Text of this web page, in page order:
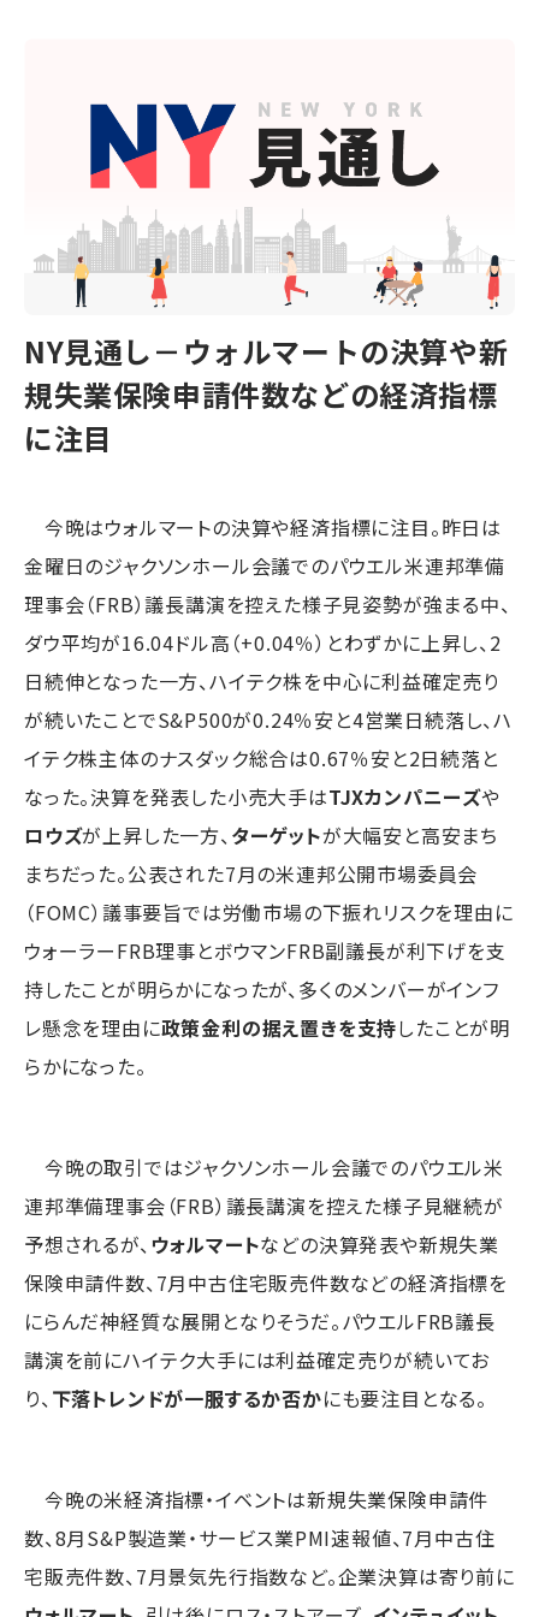
NY見通し－ウォルマートの決算や新
規失業保険申請件数などの経済指標
に注目
今晩はウォルマートの決算や経済指標に注目。昨日は
金曜日のジャクソンホール会議でのパウエル米連邦準備
理事会（FRB）議長講演を控えた様子見姿勢が強まる中、
ダウ平均が16.04ドル高（+0.04％）とわずかに上昇し、2
日続伸となった一方、ハイテク株を中心に利益確定売り
が続いたことでS&P500が0.24％安と4営業日続落し、ハ
イテク株主体のナスダック総合は0.67％安と2日続落と
なった。決算を発表した小売大手はTJXカンパニーズや
ロウズが上昇した一方、 ターゲットが大幅安と高安まち
まちだった。公表された7月の米連邦公開市場委員会
（FOMC）議事要旨では労働市場の下振れリスクを理由に
ウォーラーFRB理事とボウマンFRB副議長が利下げを支
持したことが明らかになったが、多くのメンバーがインフ
レ懸念を理由に政策金利の据え置きを支持したことが明
らかになった。
今晩の取引ではジャクソンホール会議でのパウエル米
連邦準備理事会（FRB）議長講演を控えた様子見継続が
予想されるが、 ウォルマートなどの決算発表や新規失業
保険申請件数、7月中古住宅販売件数などの経済指標を
にらんだ神経質な展開となりそうだ。パウエルFRB議長
講演を前にハイテク大手には利益確定売りが続いてお
り、 下落トレンドが一服するか否かにも要注目となる。
今晩の米経済指標・イベントは新規失業保険申請件
数、8月S&P製造業・サービス業PMI速報値、7月中古住
宅販売件数、7月景気先行指数など。企業決算は寄り前に